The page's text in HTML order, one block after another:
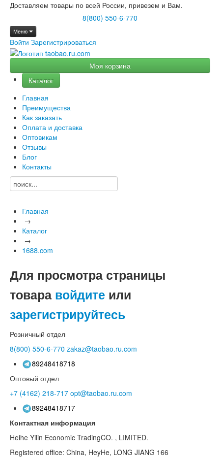
Доставляем товары по всей России, привезем и Вам.
8(800) 550-6-770
Меню
Войти Зарегистрироваться
Моя корзина
Каталог
Главная
Преимущества
Как заказать
Оплата и доставка
Оптовикам
Отзывы
Блог
Контакты
Главная
→
Каталог
→
1688.com
Для просмотра страницы
товара войдите или
зарегистрируйтесь
Розничный отдел
8(800) 550-6-770 zakaz@taobao.ru.com
89248418718
Оптовый отдел
+7 (4162) 218-717 opt@taobao.ru.com
89248418717
Контактная информация
Heihe Yilin Economic TradingCO. , LIMITED.
Registered office: China, HeyHe, LONG JIANG 166